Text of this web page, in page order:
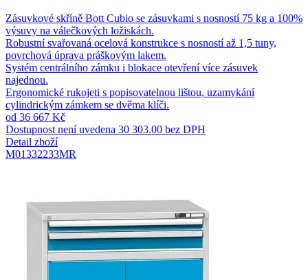
Zásuvkové skříně Bott Cubio se zásuvkami s nosností 75 kg a 100%
výsuvy na válečkových ložiskách.
Robustní svařovaná ocelová konstrukce s nosností až 1,5 tuny,
povrchová úprava práškovým lakem.
Systém centrálního zámku i blokace otevření více zásuvek
najednou.
Ergonomické rukojeti s popisovatelnou lištou, uzamykání
cylindrickým zámkem se dvěma klíči.
od 36 667 Kč
Dostupnost není uvedena 30 303.00 bez DPH
Detail zboží
M01332233MR